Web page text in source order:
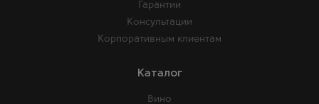
Гарантии
Консультации
Корпоративным клиентам
Каталог
Вино